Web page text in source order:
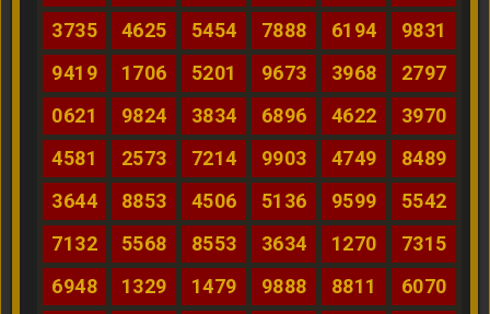
3735
4625 5454 7888 6194
9831
9419
1706 5201 9673 3968
2797
0621
9824 3834 6896 4622
3970
4581
2573 7214 9903 4749
8489
3644
8853 4506 5136 9599
5542
7132
5568 8553 3634 1270
7315
6948
1329 1479 9888 8811
6070